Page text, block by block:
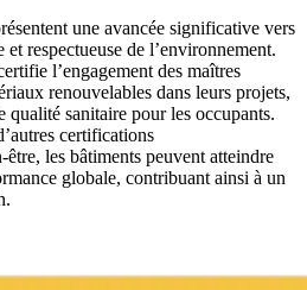
une avancée significative vers
respectueuse de l’environnement.
l’engagement des maîtres
renouvelables dans leurs projets,
qualité sanitaire pour les occupants.
certifications
les bâtiments peuvent atteindre
globale, contribuant ainsi à un